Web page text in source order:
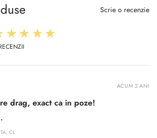
Scrie o recenzie
CL
drag, exact ca in poze!
ACUM 2 ANI